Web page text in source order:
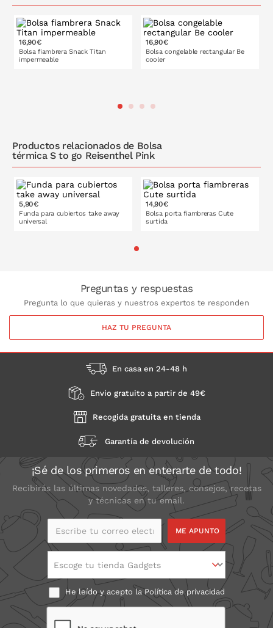
16,90€
Bolsa fiambrera Snack Titan
impermeable
16,90€
Bolsa congelable rectangular Be
cooler
Productos relacionados de Bolsa
térmica S to go Reisenthel Pink
5,90€
Funda para cubiertos take away
universal
14,90€
Bolsa porta fiambreras Cute
surtida
Preguntas y respuestas
Pregunta lo que quieras y nuestros expertos te responden
HAZ TU PREGUNTA
En casa en 24-48 h
Envío gratuito a partir de 49€
Recogida gratuita en tienda
Garantía de devolución
¡Sé de los primeros en enterarte de todo!
Recibirás las últimas novedades, talleres, consejos, recetas
y técnicas en tu email.
Escribe tu correo
Escoge tu tienda Gadgets
He leído y acepto laPolítica de privacidad